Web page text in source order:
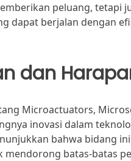
peluang, tetapi
dapat berjalan dengan
dan
Microactuators,
inovasi dalam
bahwa bidang
mendorong batas-batas